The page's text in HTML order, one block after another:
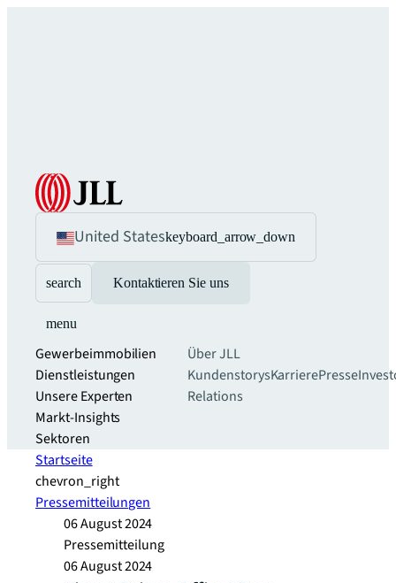
United Stateskeyboard_arrow_down
search Kontaktieren Sie uns
menu
Gewerbeimmobilien
Dienstleistungen
Unsere Experten
Markt-Insights
Sektoren​
Über JLL
KundenstorysKarrierePresse
Relations
Startseite
chevron_right
Pressemitteilungen
06 August 2024
Pressemitteilung
06 August 2024